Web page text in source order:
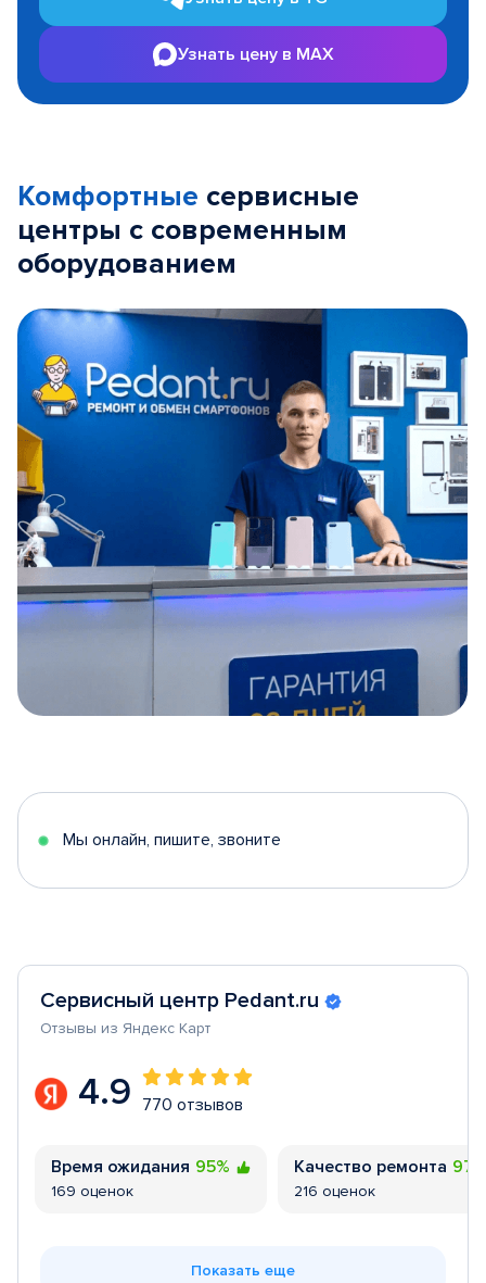
Узнать цену в MAX
Комфортные сервисные
центры с современным
оборудованием
5
Мы онлайн, пишите, звоните
Сервисный центр Pedant.ru
Отзывы из Яндекс Карт
4.9 770 отзывов
Время ожидания 95%
169 оценок
Качество ремонта
216 оценок
Показать еще